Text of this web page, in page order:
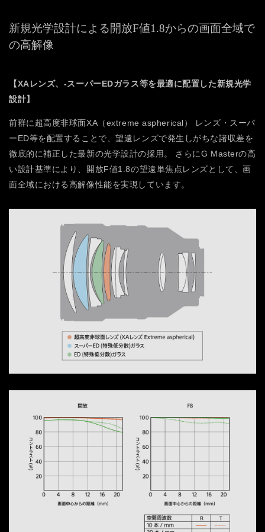
新規光学設計による開放F値1.8からの画面全域で
の高解像
【XAレンズ、-スーパーEDガラス等を最適に配置した新規光学
設計】
前群に超高度非球面XA（extreme aspherical） レンズ・スーパ
ーED等を配置することで、望遠レンズで発生しがちな諸収差を
徹底的に補正した最新の光学設計の採用。
さらにG Masterの高
い設計基準により、開放F値1.8の望遠単焦点レンズとして、画
面全域における高解像性能を実現しています。